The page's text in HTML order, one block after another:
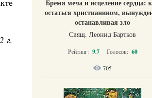
г.
Бремя меча и исцеление сердца:
остаться христианином,
останавливая зло
Свящ. Леонид Бартков
Рейтинг: 9.7 Голосов: 60
705